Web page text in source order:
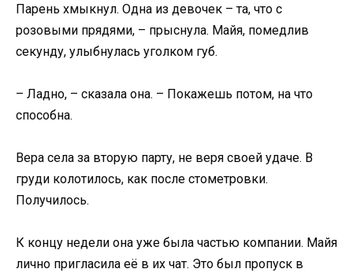
Парень хмыкнул. Одна из девочек – та, что с
розовыми прядями, – прыснула. Майя, помедлив
секунду, улыбнулась уголком губ.
– Ладно, – сказала она. – Покажешь потом, на что
способна.
Вера села за вторую парту, не веря своей удаче. В
груди колотилось, как после стометровки.
Получилось.
К концу недели она уже была частью компании. Майя
лично пригласила её в их чат. Это был пропуск в